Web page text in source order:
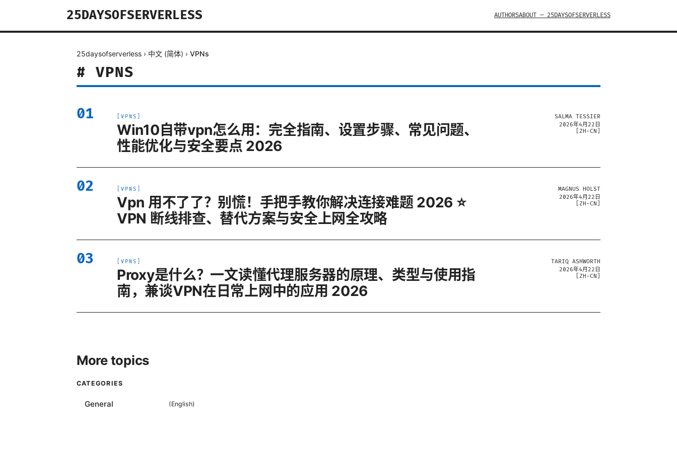
25DAYSOFSERVERLESS AUTHORSABOUT — 25DAYSOFSERVERLESS
25daysofserverless › 中文 (简体) › VPNs
# VPNS
01 VPNS
Win10自带vpn怎么用：完全指南、设置步骤、常见问题、
性能优化与安全要点 2026
SALMA TESSIER
2026年4月22日
ZH-CN
02 VPNS
Vpn 用不了了？别慌！手把手教你解决连接难题 2026 ⭐
VPN 断线排查、替代方案与安全上网全攻略
MAGNUS HOLST
2026年4月22日
ZH-CN
03 VPNS
Proxy是什么？一文读懂代理服务器的原理、类型与使用指
南，兼谈VPN在日常上网中的应用 2026
TARIQ ASHWORTH
2026年4月22日
ZH-CN
More topics
CATEGORIES
General (English)